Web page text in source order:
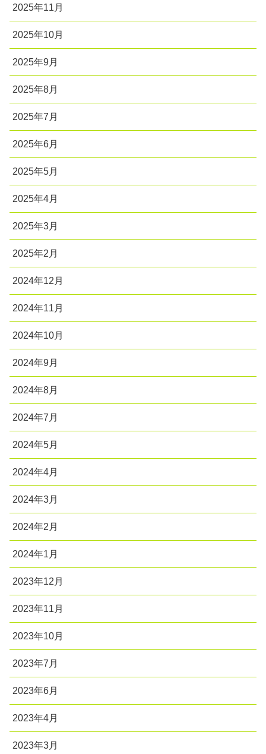
2025年11月
2025年10月
2025年9月
2025年8月
2025年7月
2025年6月
2025年5月
2025年4月
2025年3月
2025年2月
2024年12月
2024年11月
2024年10月
2024年9月
2024年8月
2024年7月
2024年5月
2024年4月
2024年3月
2024年2月
2024年1月
2023年12月
2023年11月
2023年10月
2023年7月
2023年6月
2023年4月
2023年3月